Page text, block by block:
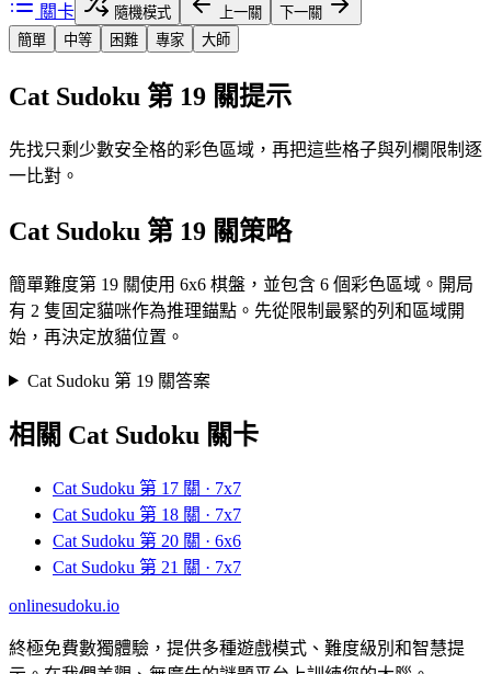
關卡 隨機模式 上一關
下一關
簡單
中等 困難 專家 大師
Cat Sudoku 第 19 關提示
先找只剩少數安全格的彩色區域，再把這些格子與列欄限制逐
一比對。
Cat Sudoku 第 19 關策略
簡單難度第 19 關使用 6x6 棋盤，並包含 6 個彩色區域。開局
有 2 隻固定貓咪作為推理錨點。先從限制最緊的列和區域開
始，再決定放貓位置。
Cat Sudoku 第 19 關答案
相關 Cat Sudoku 關卡
Cat Sudoku 第 17 關 · 7x7
Cat Sudoku 第 18 關 · 7x7
Cat Sudoku 第 20 關 · 6x6
Cat Sudoku 第 21 關 · 7x7
onlinesudoku.io
終極免費數獨體驗，提供多種遊戲模式、難度級別和智慧提